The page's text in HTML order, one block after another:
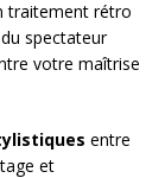
traitement rétro
spectateur
votre maîtrise
entre
et